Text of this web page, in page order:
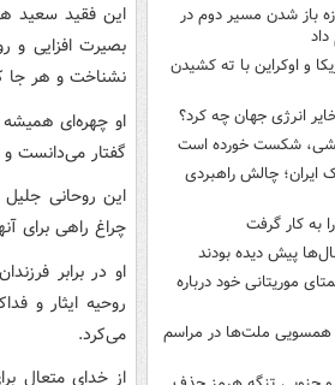
باز شدن مسیر دوم در
و اوکراین با ته کشیدن
انرژی جهان چه کرد؟
شکست خورده است
چالش راهبردی
را به کار گرفت
پیش دیده بودند
موریتانی خود درباره
همسویی ملت‌ها در مراسم
این فقید سعید
بصیرت افزایی و
نشناخت و هر جا
او چهره‌ای
گفتار می‌دانست
این روحانی
چراغ راهی برای
او در برابر
روحیه ایثار و
می‌کرد.
از خدای متعال